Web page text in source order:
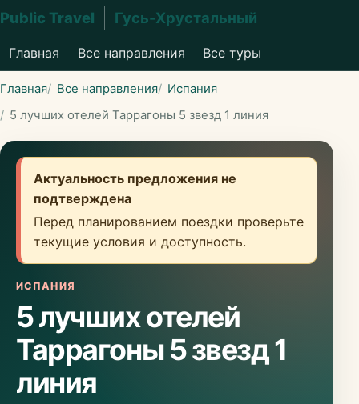
Public Travel Гусь-Хрустальный
Главная Все направления Все туры
Главная Все направления
Испания
5 лучших отелей Таррагоны 5 звезд 1 линия
Актуальность предложения не
подтверждена
Перед планированием поездки проверьте
текущие условия и доступность.
ИСПАНИЯ
5 лучших отелей
Таррагоны 5 звезд 1
линия